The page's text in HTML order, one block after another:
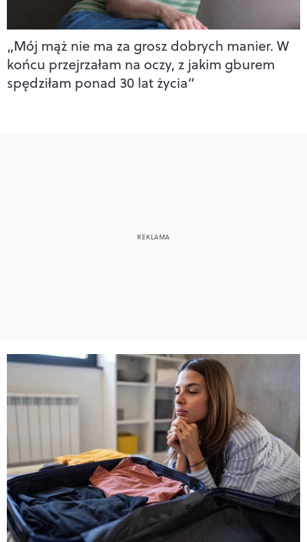
„Mój mąż nie ma za grosz dobrych manier. W
końcu przejrzałam na oczy, z jakim gburem
spędziłam ponad 30 lat życia”